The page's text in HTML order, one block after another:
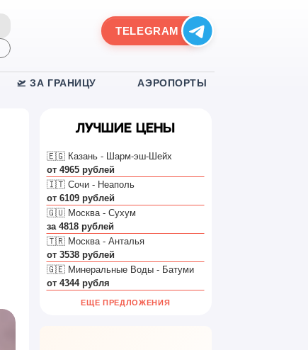
TELEGRAM
🛫 ЗА ГРАНИЦУ АЭРОПОРТЫ
Лучшие цены
🇪🇬 Казань - Шарм-эш-Шейх
от 4965 рублей
🇮🇹 Сочи - Неаполь
от 6109 рублей
🇬🇺 Москва - Сухум
за 4818 рублей
🇹🇷 Москва - Анталья
от 3538 рублей
🇬🇪 Минеральные Воды - Батуми
от 4344 рубля
ЕЩЕ ПРЕДЛОЖЕНИЯ